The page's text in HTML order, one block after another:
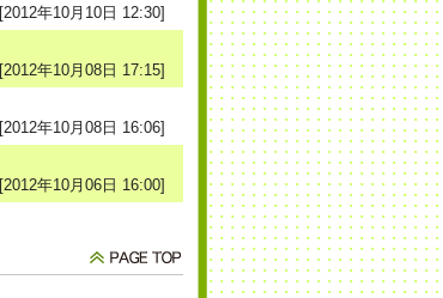
[2012年10月10日 12:30]
[2012年10月08日 17:15]
[2012年10月08日 16:06]
[2012年10月06日 16:00]